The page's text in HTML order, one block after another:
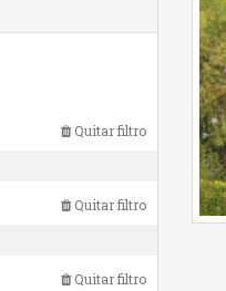
Quitar filtro
Quitar filtro
Quitar filtro